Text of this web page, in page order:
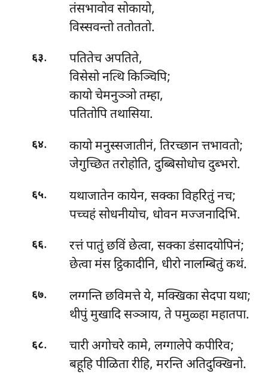
तंसभावोव सोकायो,
विस्सवन्तो ततोततो.
६३. पतितेचअपतिते,
विसेसो नत्थि किञ्चिपि;
कायो चेमनुञ्ञो तम्हा,
पतितोपि तथासिया.
६४.
कायो मनुस्सजातीनं, तिरच्छान त्तभावतो;
जेगुच्छित तरोहोति, दुब्बिसोधोच दुब्भरो.
६५. यथाजातेनकायेन, सक्का विहरितुं नच;
पच्चहं सोधनीयोच, धोवन मज्जनादिभि.
६६.
रत्तं पातुं छविं छेत्वा, सक्का डंसादयोपिनं;
छेत्वा मंस ट्ठिकादीनि, धीरो नालम्बितुं कथं.
६७. लग्गन्तिछविमत्ते ये, मक्खिका सेदपा यथा;
थीपुं मुखादि सञ्ञाय, ते पमुळ्हा महातपा.
६८.
चारी अगोचरे कामे, लग्गालेपे कपीरिव;
बहूहि पीळिता रीहि, मरन्ति अतिदुक्खिनो.